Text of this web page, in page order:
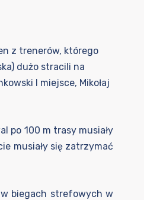
z trenerów, którego
dużo stracili na
I miejsce, Mikołaj
po 100 m trasy musiały
musiały się zatrzymać
biegach strefowych w